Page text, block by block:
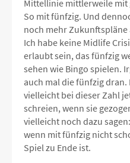
Mittellinie mittlerweile mit
So mit fünfzig. Und
noch mehr Zukunftspläne
Ich habe keine Midlife
erlaubt sein, das fünfzig
sehen wie Bingo spielen.
auch mal die fünfzig dran.
vielleicht bei dieser Zahl
schreien, wenn sie
vielleicht noch dazu
wenn mit fünfzig nicht
Spiel zu Ende ist.